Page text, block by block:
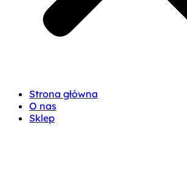
Strona główna
O nas
Sklep